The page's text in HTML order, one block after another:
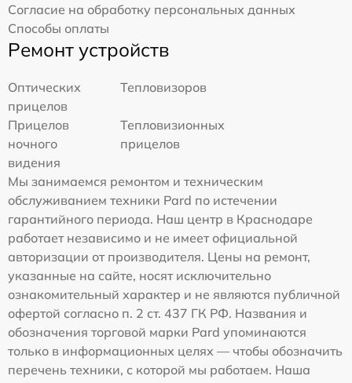
Согласие на обработку персональных данных
Способы оплаты
Ремонт устройств
Оптических
прицелов
Тепловизоров
Прицелов
ночного
видения
Тепловизионных
прицелов
Мы занимаемся ремонтом и техническим
обслуживанием техники Pard по истечении
гарантийного периода. Наш центр в Краснодаре
работает независимо и не имеет официальной
авторизации от производителя. Цены на ремонт,
указанные на сайте, носят исключительно
ознакомительный характер и не являются публичной
офертой согласно п. 2 ст. 437 ГК РФ. Названия и
обозначения торговой марки Pard упоминаются
только в информационных целях — чтобы обозначить
перечень техники, с которой мы работаем. Наша